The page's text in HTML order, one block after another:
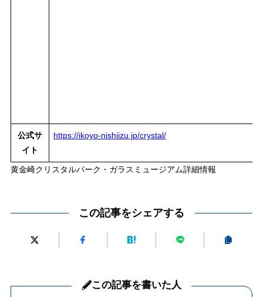
公式サ
イト
https://ikoyo-nishiizu.jp/crystal/
黄金崎クリスタルパーク・ガラスミュージアム詳細情報
この記事をシェアする
この記事を書いた人